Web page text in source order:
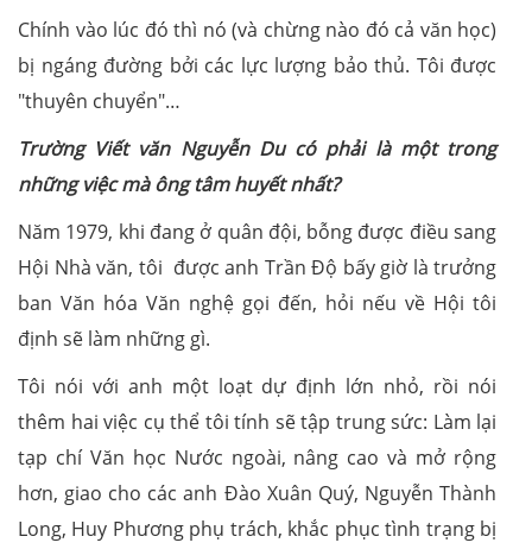
Chính vào lúc đó thì nó (và chừng nào đó cả văn học)
bị ngáng đường bởi các lực lượng bảo thủ. Tôi được
"thuyên chuyển"…
Trường Viết văn Nguyễn Du có phải là một trong
những việc mà ông tâm huyết nhất?
Năm 1979, khi đang ở quân đội, bỗng được điều sang
Hội Nhà văn, tôi được anh Trần Độ bấy giờ là trưởng
ban Văn hóa Văn nghệ gọi đến, hỏi nếu về Hội tôi
định sẽ làm những gì.
Tôi nói với anh một loạt dự định lớn nhỏ, rồi nói
thêm hai việc cụ thể tôi tính sẽ tập trung sức: Làm lại
tạp chí Văn học Nước ngoài, nâng cao và mở rộng
hơn, giao cho các anh Đào Xuân Quý, Nguyễn Thành
Long, Huy Phương phụ trách, khắc phục tình trạng bị